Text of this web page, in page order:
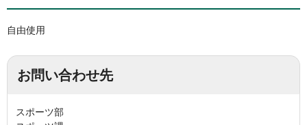
自由使用
お問い合わせ先
スポーツ部